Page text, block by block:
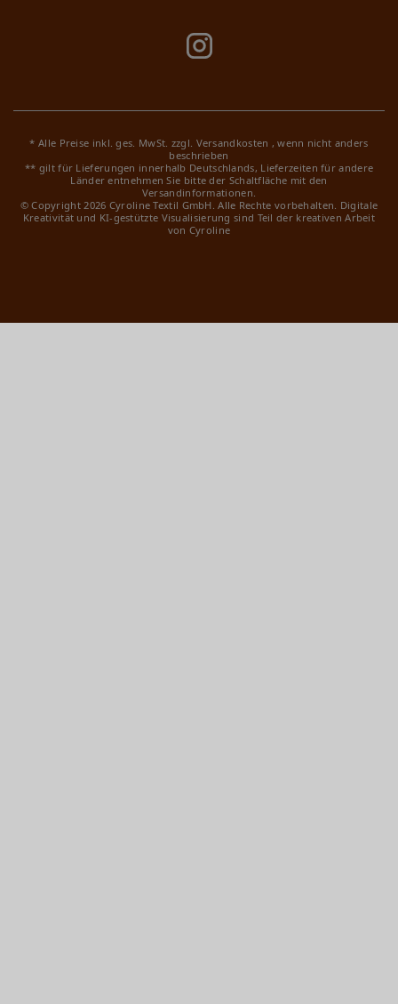
* Alle Preise inkl. ges. MwSt. zzgl. Versandkosten , wenn nicht anders
beschrieben
** gilt für Lieferungen innerhalb Deutschlands, Lieferzeiten für andere
Länder entnehmen Sie bitte der Schaltfläche mit den
Versandinformationen.
© Copyright 2026 Cyroline Textil GmbH. Alle Rechte vorbehalten. Digitale
Kreativität und KI-gestützte Visualisierung sind Teil der kreativen Arbeit
von Cyroline